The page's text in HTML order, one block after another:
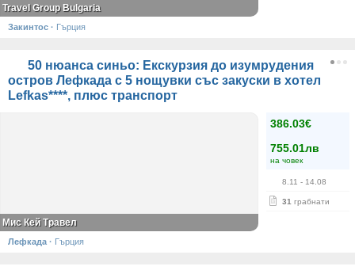
Travel Group Bulgaria
Закинтос · Гърция
50 нюанса синьо: Екскурзия до изумрудения
остров Лефкада с 5 нощувки със закуски в хотел
Lefkas****, плюс транспорт
386.03€
755.01лв
на човек
8.11 - 14.08
31 грабнати
Мис Кей Травел
Лефкада · Гърция